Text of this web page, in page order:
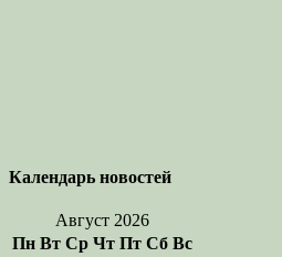
Календарь новостей
Август 2026
Пн Вт Ср Чт Пт Сб Вс